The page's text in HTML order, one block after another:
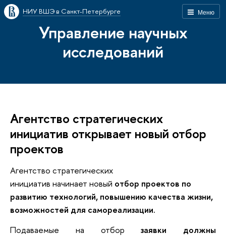
Меню
НИУ ВШЭ в Санкт-Петербурге
Управление научных
исследований
Агентство стратегических
инициатив открывает новый отбор
проектов
Агентство стратегических
инициатив начинает новый отбор проектов по
развитию технологий, повышению качества жизни,
возможностей для самореализации.
Подаваемые на отборзаявки должны